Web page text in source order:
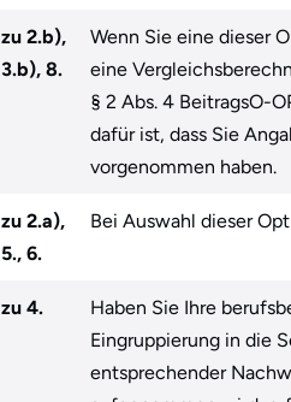
zu 2.b),
3.b), 8.
Wenn Sie eine dieser
eine
§ 2 Abs. 4 BeitragsO-
dafür ist, dass Sie
vorgenommen haben.
zu 2.a),
5., 6.
Bei Auswahl dieser
zu 4.
Haben Sie Ihre
Eingruppierung in die
entsprechender